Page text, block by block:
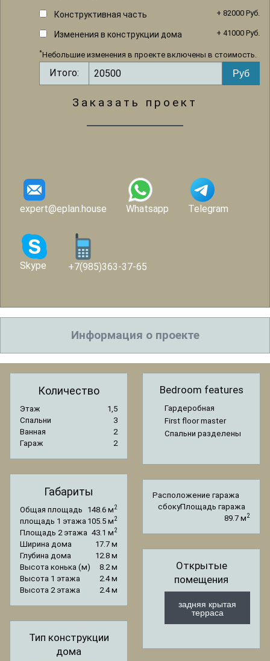
Конструктивная часть + 82000 Руб.
Изменения в конструкции дома + 41000 Руб.
*Небольшие изменения в проекте включены в стоимость.
Итого:
Заказать проект
expert@eplan.house Whatsapp Telegram
Skype +7(985)363-37-65
Информация о проекте
Количество
Этаж
1,5
Спальни
3
Ванная
2
Гараж
2
Габариты
Общая площадь 148.6 м2
площадь 1 этажа 105.5 м2
Площадь 2 этажа 43.1 м2
Ширина дома
17.7 м
Глубина дома
12.8 м
Высота конька (м)
8.2 м
Высота 1 этажа
2.4 м
Высота 2 этажа
2.4 м
Тип конструкции
дома
Bedroom features
Гардеробная
First floor master
Спальни разделены
Расположение гаража
сбокуПлощадь гаража
89.7 м2
Открытые
помещения
задняя крытая
терраса